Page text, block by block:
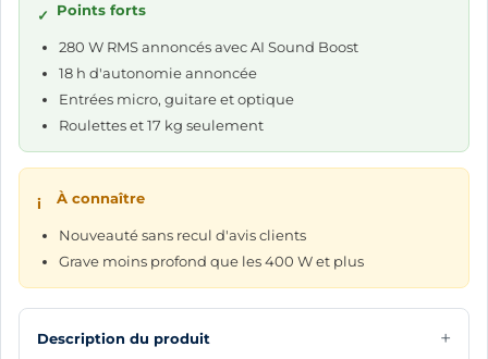
✓ Points forts
280 W RMS annoncés avec AI Sound Boost
18 h d'autonomie annoncée
Entrées micro, guitare et optique
Roulettes et 17 kg seulement
i À connaître
Nouveauté sans recul d'avis clients
Grave moins profond que les 400 W et plus
Description du produit